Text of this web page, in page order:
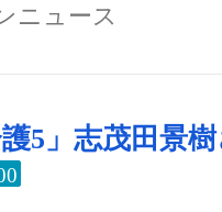
ニュース
護5」志茂田景